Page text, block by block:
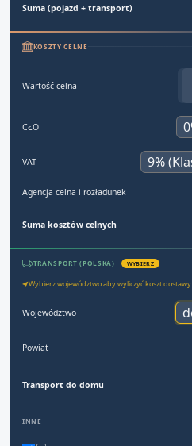
Suma (pojazd + transport)
KOSZTY CELNE
Wartość celna
CŁO
VAT
Agencja celna i rozładunek
Suma kosztów celnych
TRANSPORT (POLSKA) WYBIERZ
Wybierz województwo aby wyliczyć koszt dostawy
Województwo
Powiat
Transport do domu
INNE